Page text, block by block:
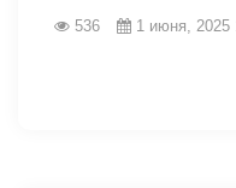
536 1 июня, 2025